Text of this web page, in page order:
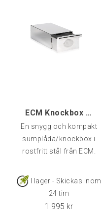
en inbyggd
preinfusionsfas men med
ECM Knockbox Slim (Drawer)
En snygg och kompakt
sumplåda/knockbox i
rostfritt stål från ECM.
I lager - Skickas inom
24 tim
1 995 kr